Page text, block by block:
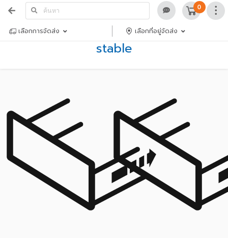
0
เลือกการจัดส่ง เลือกที่อยู่จัดส่ง
stable